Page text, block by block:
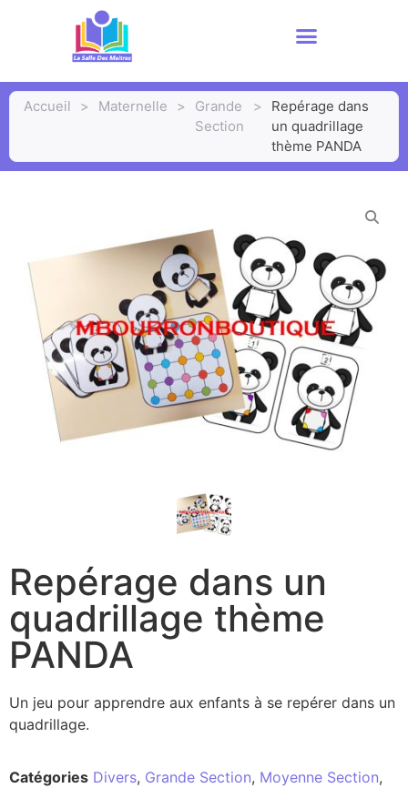
Accueil > Maternelle >
Grande
Section
>
Repérage dans
un quadrillage
thème PANDA
Repérage dans un
quadrillage thème
PANDA
Un jeu pour apprendre aux enfants à se repérer dans un
quadrillage.
Catégories Divers, Grande Section, Moyenne Section,